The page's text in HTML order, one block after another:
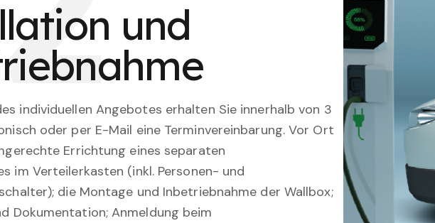
und
individuellen Angebotes erhalten Sie innerhalb von 3
oder per E-Mail eine Terminvereinbarung. Vor Ort
Errichtung eines separaten
im Verteilerkasten (inkl. Personen- und
die Montage und Inbetriebnahme der Wallbox;
Dokumentation; Anmeldung beim